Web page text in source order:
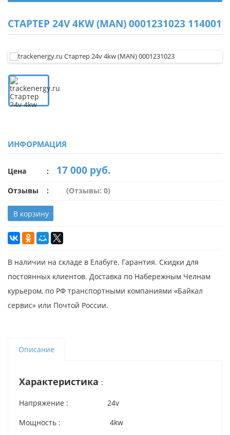
СТАРТЕР 24V 4KW (MAN) 0001231023 114001
ИНФОРМАЦИЯ
Цена 17 000 руб.
Отзывы (Отзывы: 0)
В корзину
В наличии на складе в Елабуге. Гарантия. Скидки для
постоянных клиентов. Доставка по Набережным Челнам
курьером, по РФ транспортными компаниями «Байкал
сервис» или Почтой России.
Описание
Характеристика :
Напряжение : 24v
Мощность : 4kw